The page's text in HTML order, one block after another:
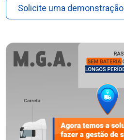
Solicite uma demonstração